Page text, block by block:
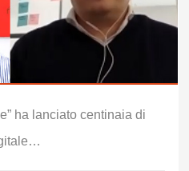
ha lanciato centinaia di